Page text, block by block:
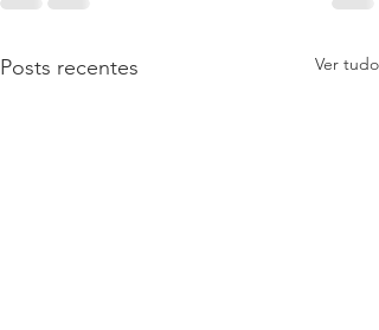
Posts recentes Ver tudo